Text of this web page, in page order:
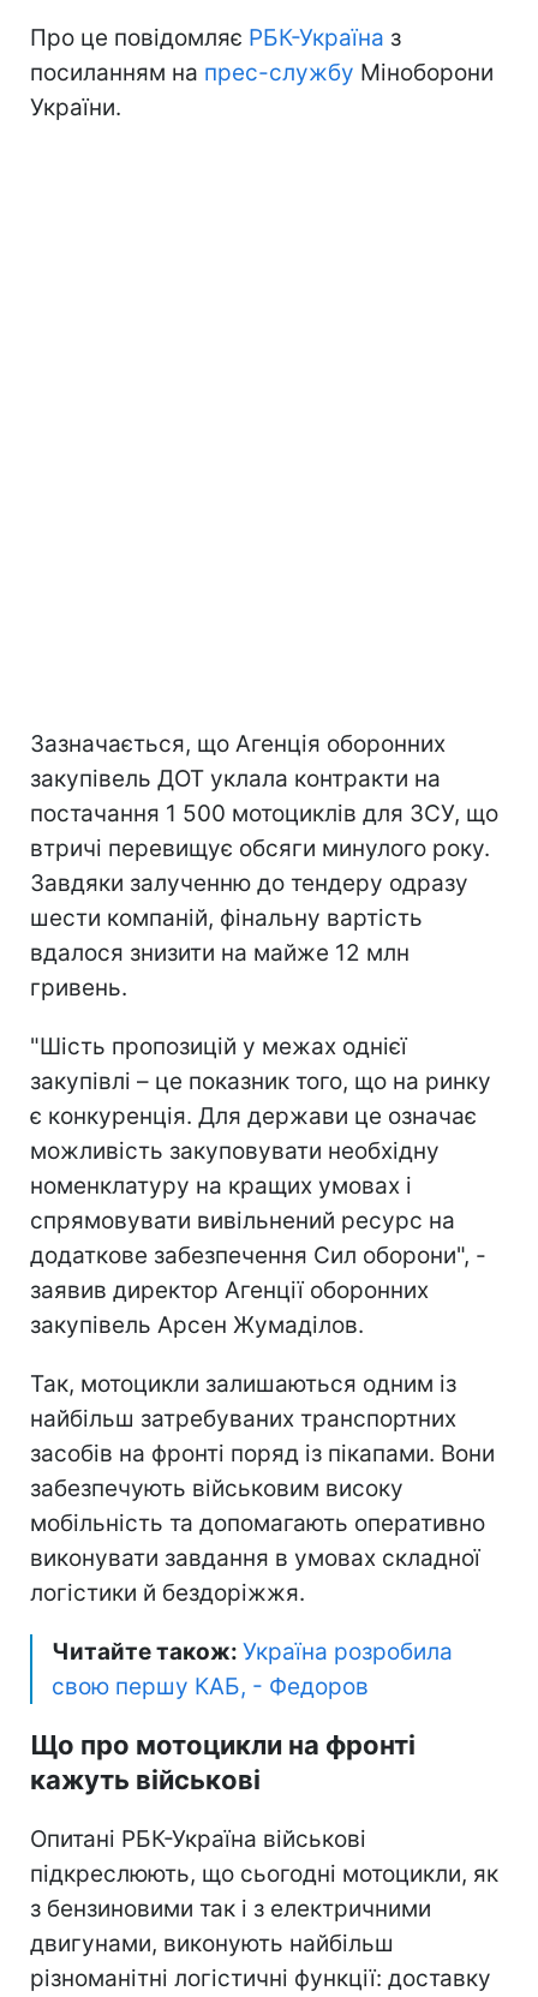
Про це повідомляє РБК-Україна з
посиланням на прес-службу Міноборони
України.
Зазначається, що Агенція оборонних
закупівель ДОТ уклала контракти на
постачання 1 500 мотоциклів для ЗСУ, що
втричі перевищує обсяги минулого року.
Завдяки залученню до тендеру одразу
шести компаній, фінальну вартість
вдалося знизити на майже 12 млн
гривень.
"Шість пропозицій у межах однієї
закупівлі – це показник того, що на ринку
є конкуренція. Для держави це означає
можливість закуповувати необхідну
номенклатуру на кращих умовах і
спрямовувати вивільнений ресурс на
додаткове забезпечення Сил оборони", -
заявив директор Агенції оборонних
закупівель Арсен Жумаділов.
Так, мотоцикли залишаються одним із
найбільш затребуваних транспортних
засобів на фронті поряд із пікапами. Вони
забезпечують військовим високу
мобільність та допомагають оперативно
виконувати завдання в умовах складної
логістики й бездоріжжя.
Читайте також: Україна розробила
свою першу КАБ, - Федоров
Що про мотоцикли на фронті
кажуть військові
Опитані РБК-Україна військові
підкреслюють, що сьогодні мотоцикли, як
з бензиновими так і з електричними
двигунами, виконують найбільш
різноманітні логістичні функції: доставку